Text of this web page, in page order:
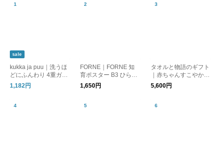
sale
kukka ja puu｜洗うほ
どにふんわり 4重ガー
ゼ ハンカチ3枚セット
1,182円
FORNE｜FORNE 知
育ポスター B3 ひらが
な カタカナ 数字 日本
地図 世界地図 漢字 音
ka ja puu 限定柄 惑星
1,650円
タオルと物語のギフト
｜赤ちゃんすこやかお
祝いセット（ラッピン
グ・ポストカード付）
5,600円